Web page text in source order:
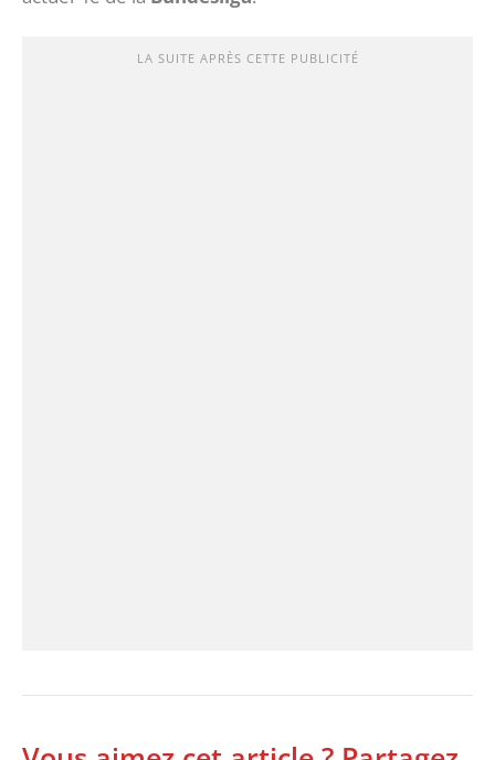
LA SUITE APRÈS CETTE PUBLICITÉ